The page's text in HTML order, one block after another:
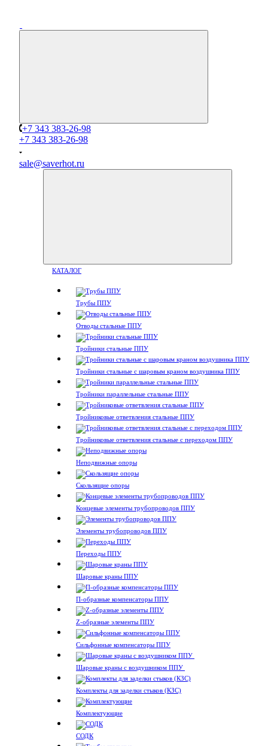
+7 343 383-26-98
+7 343 383-26-98
sale@saverhot.ru
КАТАЛОГ
Трубы ППУ
Отводы стальные ППУ
Тройники стальные ППУ
Тройники стальные с шаровым краном воздушника ППУ
Тройники параллельные стальные ППУ
Тройниковые ответвления стальные ППУ
Тройниковые ответвления стальные с переходом ППУ
Неподвижные опоры
Скользящие опоры
Концевые элементы трубопроводов ППУ
Элементы трубопроводов ППУ
Переходы ППУ
Шаровые краны ППУ
П-образные компенсаторы ППУ
Z-образные элементы ППУ
Сильфонные компенсаторы ППУ
Шаровые краны с воздушником ППУ
Комплекты для заделки стыков (КЗС)
Комплектующие
СОДК